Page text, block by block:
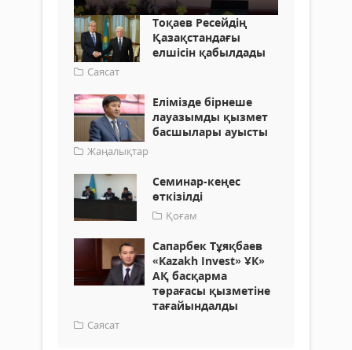
Тоқаев Ресейдің
Қазақстандағы
елшісін қабылдады
Саясат
Елімізде бірнеше
лауазымды қызмет
басшылары ауысты
Жаңалықтар
Семинар-кеңес
өткізілді
Қоғам
Сапарбек Тұяқбаев
«Kazakh Invest» ҰК»
АҚ басқарма
төрағасы қызметіне
тағайындалды
Саясат